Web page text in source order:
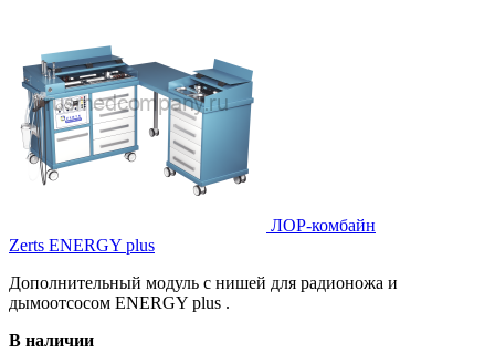
ЛОР-комбайн
Zerts ENERGY plus
Дополнительный модуль с нишей для радионожа и
дымоотсосом ENERGY plus .
В наличии